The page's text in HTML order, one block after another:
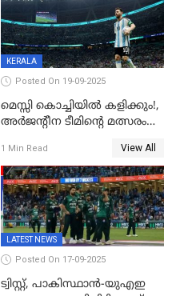
KERALA
Posted On 19-09-2025
മെസ്സി കൊച്ചിയിൽ കളിക്കും!,
അർജന്റീന ടീമിന്റെ മത്സരം
നടത്താൻ ആലോചന
1 Min Read View All
LATEST NEWS
Posted On 17-09-2025
ട്വിസ്റ്റ്, പാകിസ്ഥാൻ-യുഎഇ